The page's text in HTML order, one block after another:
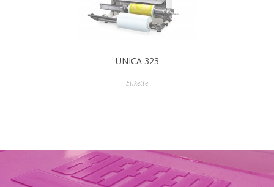
UNICA 323
Etikette